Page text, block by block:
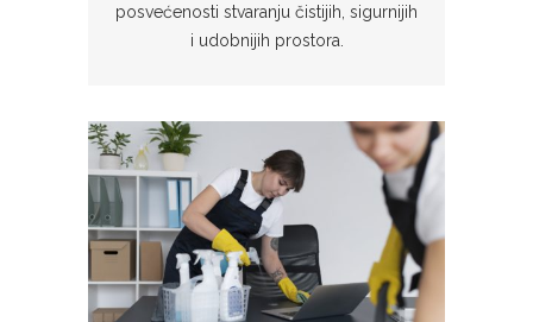
posvećenosti stvaranju čistijih, sigurnijih
i udobnijih prostora.